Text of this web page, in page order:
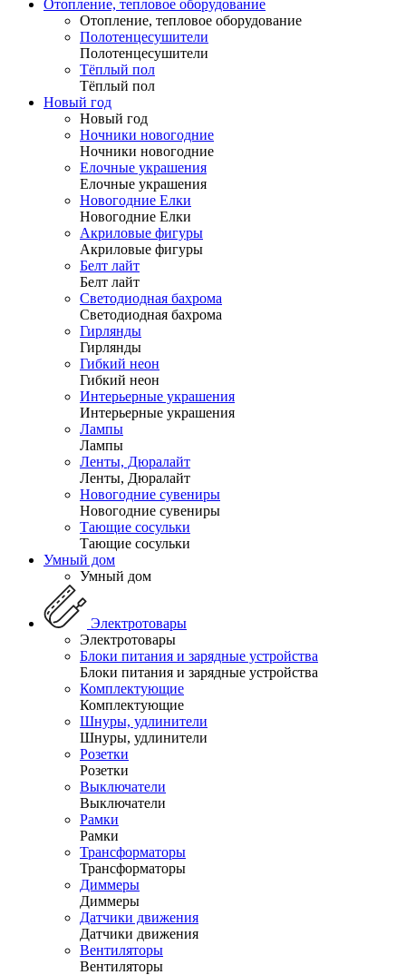
Отопление, тепловое оборудование
Отопление, тепловое оборудование
Полотенцесушители
Полотенцесушители
Тёплый пол
Тёплый пол
Новый год
Новый год
Ночники новогодние
Ночники новогодние
Елочные украшения
Елочные украшения
Новогодние Елки
Новогодние Елки
Акриловые фигуры
Акриловые фигуры
Белт лайт
Белт лайт
Светодиодная бахрома
Светодиодная бахрома
Гирлянды
Гирлянды
Гибкий неон
Гибкий неон
Интерьерные украшения
Интерьерные украшения
Лампы
Лампы
Ленты, Дюралайт
Ленты, Дюралайт
Новогодние сувениры
Новогодние сувениры
Тающие сосульки
Тающие сосульки
Умный дом
Умный дом
Электротовары
Электротовары
Блоки питания и зарядные устройства
Блоки питания и зарядные устройства
Комплектующие
Комплектующие
Шнуры, удлинители
Шнуры, удлинители
Розетки
Розетки
Выключатели
Выключатели
Рамки
Рамки
Трансформаторы
Трансформаторы
Диммеры
Диммеры
Датчики движения
Датчики движения
Вентиляторы
Вентиляторы